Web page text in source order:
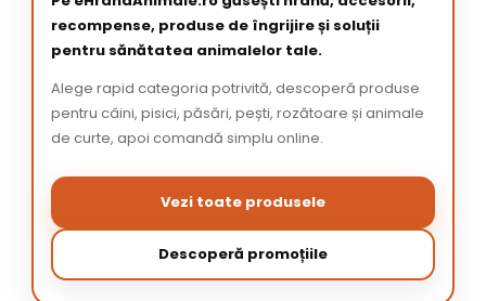
recompense, produse de îngrijire și soluții
pentru sănătatea animalelor tale.
Alege rapid categoria potrivită, descoperă produse
pentru câini, pisici, păsări, pești, rozătoare și animale
de curte, apoi comandă simplu online.
Vezi toate produsele
Descoperă promoțiile